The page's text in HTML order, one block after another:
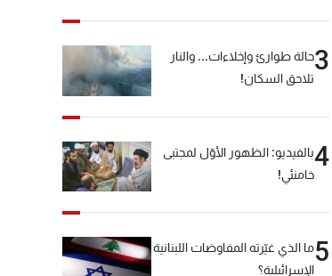
3حالة طوارئ وإخلاءات... والنار
تلاحق السكان!
4بالفيديو: الظهور الأوّل لمجتبى
خامنئي!
5ما الذي غيّرته المفاوضات اللبنانية
الإسرائيلية؟